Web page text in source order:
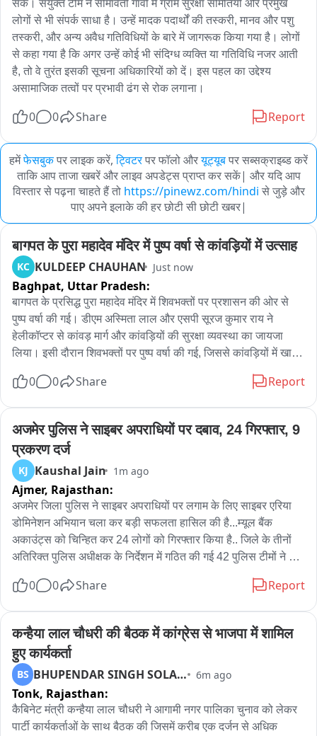
सकें। ​संयुक्त टीम ने सीमावर्ती गांवों में ग्राम सुरक्षा समितियों और प्रमुख
लोगों से भी संपर्क साधा है। उन्हें मादक पदार्थों की तस्करी, मानव और पशु
तस्करी, और अन्य अवैध गतिविधियों के बारे में जागरूक किया गया है। लोगों
से कहा गया है कि अगर उन्हें कोई भी संदिग्ध व्यक्ति या गतिविधि नजर आती
है, तो वे तुरंत इसकी सूचना अधिकारियों को दें। इस पहल का उद्देश्य
असामाजिक तत्वों पर प्रभावी ढंग से रोक लगाना।
0 0 Share Report
हमेंफेसबुकपर लाइक करें, ट्विटरपर फॉलो औरयूट्यूबपर सब्सक्राइब्ड करें
ताकि आप ताजा खबरें और लाइव अपडेट्स प्राप्त कर सकें| और यदि आप
विस्तार से पढ़ना चाहते हैं तो https://pinewz.com/hindi से जुड़े और
पाए अपने इलाके की हर छोटी सी छोटी खबर|
बागपत के पुरा महादेव मंदिर में पुष्प वर्षा से कांवड़ियों में उत्साह
KC KULDEEP CHAUHAN Just now
Baghpat, Uttar Pradesh:
बागपत के प्रसिद्ध पुरा महादेव मंदिर में शिवभक्तों पर प्रशासन की ओर से
पुष्प वर्षा की गई। डीएम अस्मिता लाल और एसपी सूरज कुमार राय ने
हेलीकॉप्टर से कांवड़ मार्ग और कांवड़ियों की सुरक्षा व्यवस्था का जायजा
लिया। इसी दौरान शिवभक्तों पर पुष्प वर्षा की गई, जिससे कांवड़ियों में खासा
कांवड़ मार्ग हर-हर महादेव के जयकारों से गूंज उठा। शिवभक्तों ने भी
वहीं, मंदिर के मुख्य पुजारी पंडित जयभवन ने पुष्प वर्षा पर खुशी जताते हुए
कहा कि पूरा महादेव मंदिर हजारों-लाखों श्रद्धालुओं की आस्था का प्रमुख
केंद्र है। हर वर्ष बड़ी संख्या में श्रद्धालु यहां पहुंचकर भगवान आशुतोष का
जलाभिषेक करते हैं। डीएम और एसपी ने हवाई सर्वेक्षण के दौरान कांवड़ मार्ग,
मंदिर परिसर और श्रद्धालुओं की भीड़ की स्थिति का जायजा लिया और
सुरक्षा व्यवस्था को लेकर अधिकारियों को आवश्यक दिशा-निर्देश दिए।
0 0 Share Report
अजमेर पुलिस ने साइबर अपराधियों पर दबाव, 24 गिरफ्तार, 9
प्रकरण दर्ज
KJ Kaushal Jain 1m ago
Ajmer, Rajasthan:
अजमेर जिला पुलिस ने साइबर अपराधियों पर लगाम के लिए साइबर एरिया
डोमिनेशन अभियान चला कर बड़ी सफलता हासिल की है...म्यूल बैंक
अकाउंट्स को चिन्हित कर 24 लोगों को गिरफ्तार किया है.. जिले के तीनों
अतिरिक्त पुलिस अधीक्षक के निर्देशन में गठित की गई 42 पुलिस टीमों ने
अग्रवाल ने बताया कि अल सुबह अंजाम दी गयी इस कार्रवाई में शिकायती
अपराध को संभावना को नकारा नहीं जा सकता.. एसपी अग्रवाला ने बताया
कि आरोपियों की गिरफ्तारी से कई खुलासे हो सकते हैं.. सभी आरोपी अजमेर
जिले के ही हैं और आरोपियों के नेटवर्क को खंगाला जा रहा है..
0 0 Share Report
कन्हैया लाल चौधरी की बैठक में कांग्रेस से भाजपा में शामिल
हुए कार्यकर्ता
BS BHUPENDAR SINGH SOLANKI 6m ago
Tonk, Rajasthan:
कैबिनेट मंत्री कन्हैया लाल चौधरी ने आगामी नगर पालिका चुनाव को लेकर
पार्टी कार्यकर्ताओं के साथ बैठक की जिसमें करीब एक दर्जन से अधिक